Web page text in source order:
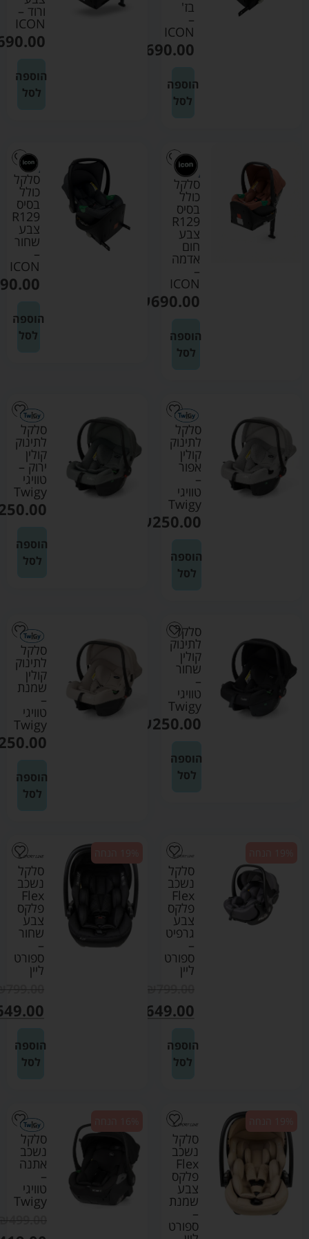
בז'
–
ICON
690.00
הוספה
לסל
ורוד –
ICON
הוספה
לסל
סלקל
כולל
בסיס
R129
צבע
חום
אדמה
–
ICON
₪690.00
הוספה
לסל
סלקל
כולל
בסיס
R129
צבע
שחור
–
ICON
הוספה
לסל
סלקל
לתינוק
קולין
אפור
–
טוויגי
Twigy
₪250.00
הוספה
לסל
סלקל
לתינוק
קולין
ירוק –
טוויגי
Twigy
הוספה
לסל
סלקל
לתינוק
קולין
שחור
–
טוויגי
Twigy
₪250.00
הוספה
לסל
סלקל
לתינוק
קולין
שמנת
–
טוויגי
Twigy
הוספה
לסל
סלקל
נשכב
Flex
פלקס
צבע
גרפיט
–
ספורט
ליין
₪799.00
649.00
הוספה
לסל
סלקל
נשכב
Flex
פלקס
צבע
שחור
–
ספורט
ליין
799.00
הוספה
לסל
סלקל
נשכב
Flex
פלקס
צבע
שמנת
–
ספורט
סלקל
נשכב
אתנה
–
טוויגי
Twigy
499.00